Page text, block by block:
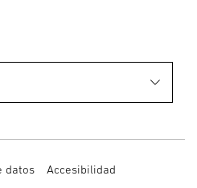
datos Accesibilidad